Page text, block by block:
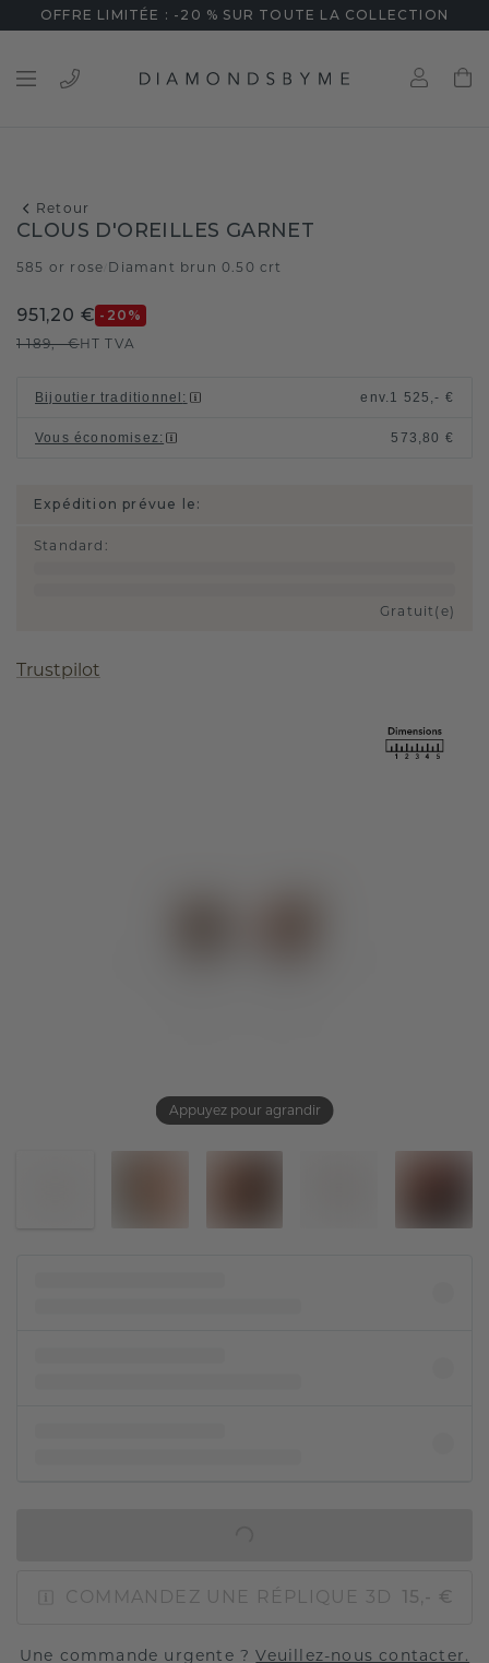
OFFRE LIMITÉE : -20 % SUR TOUTE LA COLLECTION
Retour
Appuyez pour agrandir
CLOUS D'OREILLES GARNET
585 or rose Diamant brun 0.50 crt
951,20 € -20 %
1 189,- €HT TVA
Bijoutier traditionnel : env. 1 525,- €
Vous économisez: 573,80 €
Expédition prévue le:
Standard :
Gratuit(e)
Trustpilot
COMMANDEZ UNE RÉPLIQUE 3D 15,- €
Une commande urgente ?Veuillez-nous contacter.